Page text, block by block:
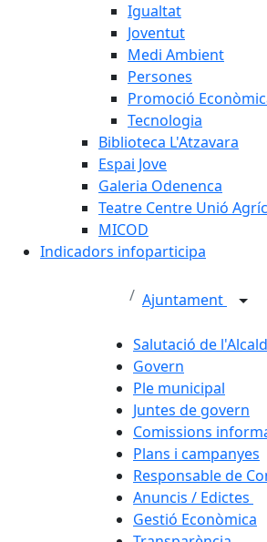
Igualtat
Joventut
Medi Ambient
Persones
Promoció
Tecnologia
Biblioteca L'Atzavara
Espai Jove
Galeria Odenenca
Teatre Centre Unió
MICOD
Indicadors infoparticipa
Ajuntament
Salutació de
Govern
Ple municipal
Juntes de govern
Comissions
Plans i campanyes
Responsable de
Anuncis / Edictes
Gestió Econòmica